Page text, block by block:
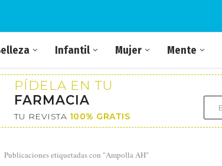
Infantil Mujer Mente
PÍDELA EN TU
FARMACIA
TU REVISTA 100% GRATIS
Publicaciones etiquetadas con "Ampolla AH"